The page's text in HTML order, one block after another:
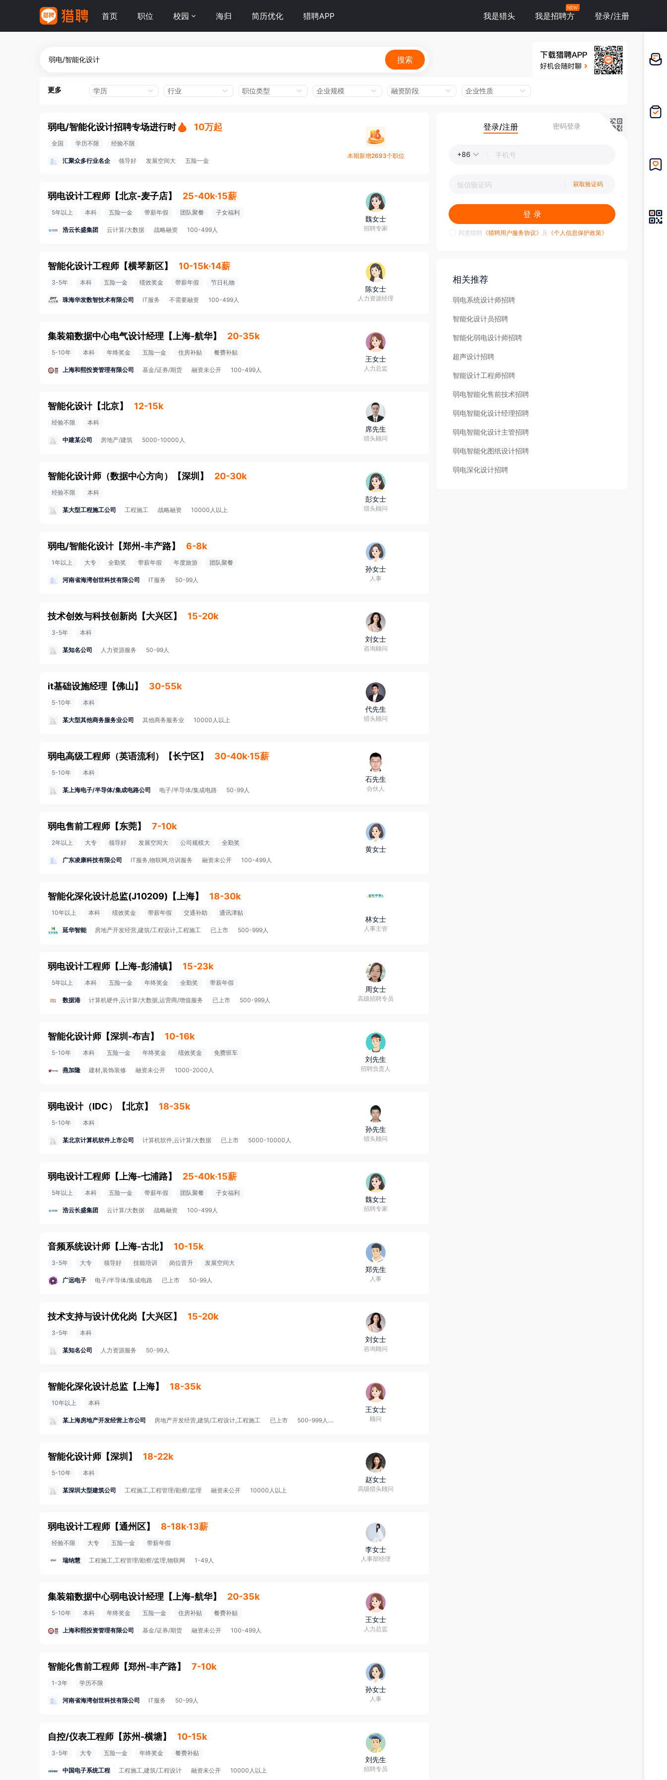
首页 职位 校园 海归 简历优化 猎聘APP 我是猎头 我是招聘方
NEW
登录/注册
搜索
更多 学历 行业 职位类型 企业规模 融资阶段 企业性质
弱电/智能化设计招聘专场进行时 10万起
全国 学历不限 经验不限
汇聚众多行业名企 领导好 发展空间大 五险一金
本期新增2693个职位
弱电设计工程师 【北京-麦子店】 25-40k·15薪
5年以上 本科 五险一金 带薪年假 团队聚餐 子女福利
浩云长盛集团 云计算/大数据 战略融资 100-499人
魏女士
招聘专家
智能化设计工程师 【横琴新区】 10-15k·14薪
3-5年 本科 五险一金 绩效奖金 带薪年假 节日礼物
珠海华发数智技术有限公司 IT服务 不需要融资 100-499人
陈女士
人力资源经理
集装箱数据中心电气设计经理 【 上海-航华】 20-35k
5-10年 本科 年终奖金 五险一金 住房补贴 餐费补贴
上海和熙投资管理有限公司 基金/证券/期货 融资未公开 100-499人
王女士
人力总监
智能化设计 【北京】 12-15k
经验不限 本科
中建某公司 房地产/建筑 5000-10000人
席先生
猎头顾问
智能化设计师（数据中心方向） 【深圳 】 20-30k
经验不限 本科
某大型工程施工公司 工程施工 战略融资 10000人以上
彭女士
猎头顾问
弱电/智能化设计 【郑州-丰产路】 6-8k
1年以上 大专 全勤奖 带薪年假 年度旅游 团队聚餐
河南省海湾创世科技有限公司 IT服务 50-99人
孙女士
人事
技术创效与科技创新岗 【大兴区】 15-20k
3-5年 本科
某知名公司 人力资源服务 50-99人
刘女士
咨询顾问
it基础设施经理 【佛山】 30-55k
5-10年 本科
某大型其他商务服务业公司 其他商务服务业 10000人以上
代先生
猎头顾问
弱电高级工程师（英语流利） 【长宁区】 30-40k·15薪
5-10年 本科
某上海电子/半导体/集成电路公司 电子/半导体/集成电路 50-99人
石先生
合伙人
弱电售前工程师 【东莞】 7-10k
2年以上 大专 领导好 发展空间大 公司规模大 全勤奖
广东凌康科技有限公司 IT服务,物联网,培训服务 融资未公开 100-499人
黄女士
智能化深化设计总监(J10209) 【 上海】 18-30k
10年以上 本科 绩效奖金 带薪年假 交通补助 通讯津贴
延华智能 房地产开发经营,建筑/工程设计,工程施工 已上市 500-999人
林女士
人事主管
弱电设计工程师 【 上海-彭浦镇】 15-23k
5年以上 本科 五险一金 年终奖金 全勤奖 带薪年假
数据港 计算机硬件,云计算/大数据,运营商/增值服务 已上市 500-999人
周女士
高级招聘专员
智能化设计师 【深圳-布吉】 10-16k
5-10年 本科 五险一金 年终奖金 绩效奖金 免费班车
燕加隆 建材,装饰装修 融资未公开 1000-2000人
刘先生
招聘负责人
弱电设计（IDC） 【北京】 18-35k
5-10年 本科
某北京计算机软件上市公司 计算机软件,云计算/大数据 已上市 5000-10000人
孙先生
猎头顾问
弱电设计工程师 【 上海-七浦路】 25-40k·15薪
5年以上 本科 五险一金 带薪年假 团队聚餐 子女福利
浩云长盛集团 云计算/大数据 战略融资 100-499人
魏女士
招聘专家
音频系统设计师 【 上海-古北】 10-15k
3-5年 大专 领导好 技能培训 岗位晋升 发展空间大
广远电子 电子/半导体/集成电路 已上市 50-99人
郑先生
人事
技术支持与设计优化岗 【大兴区】 15-20k
3-5年 本科
某知名公司 人力资源服务 50-99人
刘女士
咨询顾问
智能化深化设计总监 【 上海】 18-35k
10年以上 本科
某上海房地产开发经营上市公司 房地产开发经营,建筑/工程设计,工程施工 已上市 500-999人
王女士
顾问
智能化设计师 【深圳 】 18-22k
5-10年 本科
某深圳大型建筑公司 工程施工,工程管理/勘察/监理 融资未公开 10000人以上
赵女士
高级猎头顾问
弱电设计工程师 【通州区】 8-18k·13薪
经验不限 大专 五险一金 带薪年假
瑞纳慧 工程施工,工程管理/勘察/监理,物联网 1-49人
李女士
人事部经理
集装箱数据中心弱电设计经理 【 上海-航华】 20-35k
5-10年 本科 年终奖金 五险一金 住房补贴 餐费补贴
上海和熙投资管理有限公司 基金/证券/期货 融资未公开 100-499人
王女士
人力总监
智能化售前工程师 【郑州-丰产路】 7-10k
1-3年 学历不限
河南省海湾创世科技有限公司 IT服务 50-99人
孙女士
人事
自控/仪表工程师 【苏州-横塘】 10-15k
3-5年 大专 五险一金 年终奖金 餐费补贴
中国电子系统工程 工程施工,建筑/工程设计 融资未公开 10000人以上
刘先生
招聘专员
登录/注册 密码登录
+86
获取验证码
登 录
同意猎聘 《猎聘用户服务协议》 及 《个人信息保护政策》
相关推荐
弱电系统设计师招聘
智能化设计员招聘
智能化弱电设计师招聘
超声设计招聘
智能设计工程师招聘
弱电智能化售前技术招聘
弱电智能化设计经理招聘
弱电智能化设计主管招聘
弱电智能化图纸设计招聘
弱电深化设计招聘